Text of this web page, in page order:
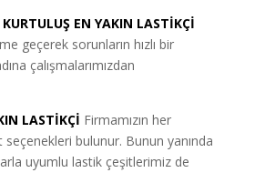
KURTULUŞ EN YAKIN LASTİKÇİ
geçerek sorunların hızlı bir
çalışmalarımızdan
LASTİKÇİ Firmamızın her
bulunur. Bunun yanında
uyumlu lastik çeşitlerimiz de